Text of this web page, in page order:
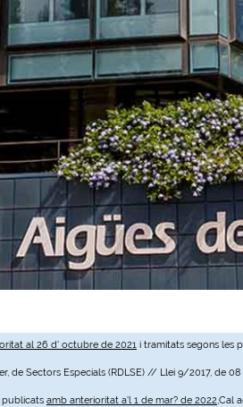
al 26 d' octubre de 2021 i tramitats segons les
de Sectors Especials (RDLSE) // Llei 9/2017, de
publicats amb anterioritat a'l 1 de mar? de 2022,Cal